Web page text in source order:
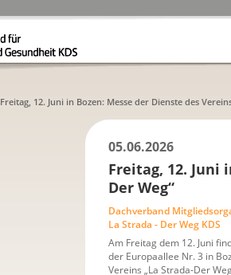
Freitag, 12. Juni in Bozen: Messe der Dienste des
05.06.2026
Freitag, 12. Juni
Der Weg“
Dachverband
La Strada - Der Weg KDS
Am Freitag dem 12. Juni
der Europaallee Nr. 3 in
Vereins „La Strada-Der